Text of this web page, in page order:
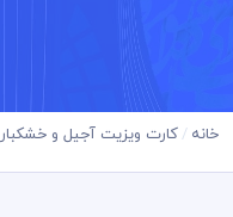
خانه کارت ویزیت آجیل و خشکبار